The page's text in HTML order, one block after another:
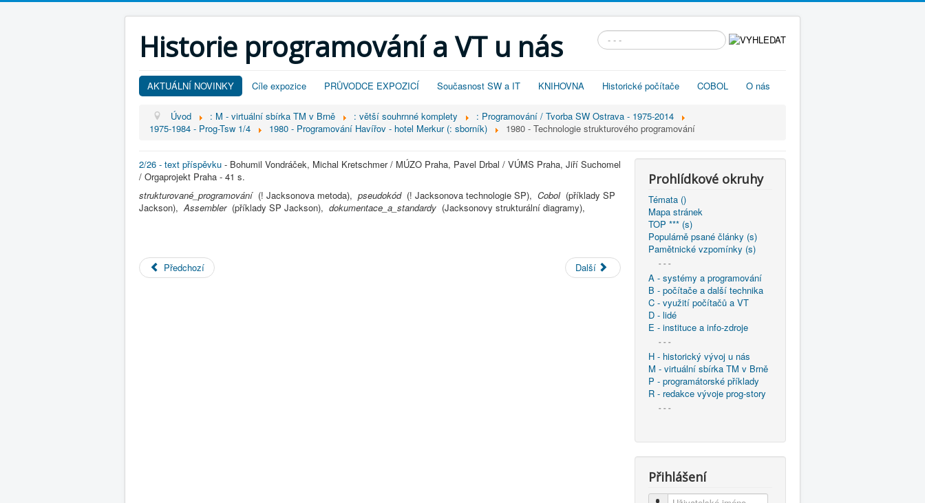
Historie programování a VT u nás Vyhledávání...
AKTUÁLNÍ NOVINKY Cíle expozice PRŮVODCE EXPOZICÍ Současnost SW a IT KNIHOVNA Historické počítače COBOL O nás
Úvod : M - virtuální sbírka TM v Brně : větší souhrnné komplety
: Programování / Tvorba SW Ostrava - 1975-2014
1975-1984 - Prog-Tsw 1/4
1980 - Programování Havířov - hotel Merkur (: sborník) 1980 - Technologie strukturového programování
2/26 - text příspěvku - Bohumil Vondráček, Michal Kretschmer / MÚZO Praha, Pavel Drbal / VÚMS Praha, Jiří Suchomel
/ Orgaprojekt Praha - 41 s.
strukturované_programování (! Jacksonova metoda), pseudokód (! Jacksonova technologie SP), Cobol (příklady SP
Jackson),Assembler (příklady SP Jackson), dokumentace_a_standardy (Jacksonovy strukturální diagramy),
Předchozí Další
Prohlídkové okruhy
Témata ()
Mapa stránek
TOP *** (s)
Populárně psané články (s)
Pamětnické vzpomínky (s)
- - -
A - systémy a programování
B - počítače a další technika
C - využití počítačů a VT
D - lidé
E - instituce a info-zdroje
- - -
H - historický vývoj u nás
M - virtuální sbírka TM v Brně
P - programátorské příklady
R - redakce vývoje prog-story
- - -
Přihlášení